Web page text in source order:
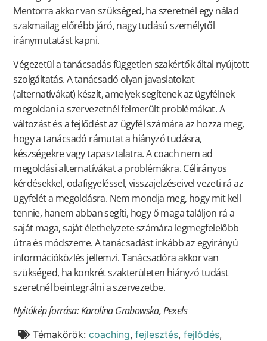
Mentorra akkor van szükséged, ha szeretnél egy nálad
szakmailag előrébb járó, nagy tudású személytől
iránymutatást kapni.
Végezetül a tanácsadás független szakértők által nyújtott
szolgáltatás. A tanácsadó olyan javaslatokat
(alternatívákat) készít, amelyek segítenek az ügyfélnek
megoldani a szervezetnél felmerült problémákat. A
változást és a fejlődést az ügyfél számára az hozza meg,
hogy a tanácsadó rámutat a hiányzó tudásra,
készségekre vagy tapasztalatra. A coach nem ad
megoldási alternatívákat a problémákra. Célirányos
kérdésekkel, odafigyeléssel, visszajelzéseivel vezeti rá az
ügyfelét a megoldásra. Nem mondja meg, hogy mit kell
tennie, hanem abban segíti, hogy ő maga találjon rá a
saját maga, saját élethelyzete számára legmegfelelőbb
útra és módszerre. A tanácsadást inkább az egyirányú
információközlés jellemzi. Tanácsadóra akkor van
szükséged, ha konkrét szakterületen hiányzó tudást
szeretnél beintegrálni a szervezetbe.
Nyitókép forrása: Karolina Grabowska, Pexels
Témakörök: coaching, fejlesztés, fejlődés,